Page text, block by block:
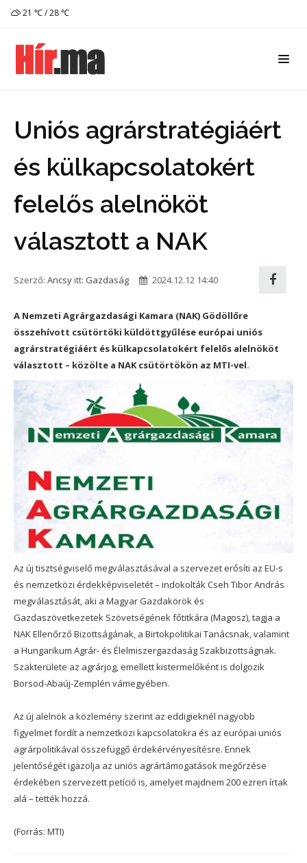
21 ℃ / 28 ℃
Uniós agrárstratégiáért
és külkapcsolatokért
felelős alelnököt
választott a NAK
Szerző: Ancsy itt: Gazdaság 2024.12.12 14:40
A Nemzeti Agrárgazdasági Kamara (NAK) Gödöllőre
összehívott csütörtöki küldöttgyűlése európai uniós
agrárstratégiáért és külkapcsolatokért felelős alelnököt
választott – közölte a NAK csütörtökön az MTI-vel.
Az új tisztségviselő megválasztásával a szervezet erősíti az EU-s
és nemzetközi érdekképviseletét – indokolták Cseh Tibor András
megválasztását, aki a Magyar Gazdakörök és
Gazdaszövetkezetek Szövetségének főtitkára (Magosz), tagja a
NAK Ellenőrző Bizottságának, a Birtokpolitikai Tanácsnak, valamint
a Hungarikum Agrár- és Élelmiszergazdaság Szakbizottságnak.
Szakterülete az agrárjog, emellett kistermelőként is dolgozik
Borsod-Abaúj-Zemplén vámegyében.
Az új alelnök a közlemény szerint az eddigieknél nagyobb
figyelmet fordít a nemzetközi kapcsolatokra és az európai uniós
agrárpolitikával összefüggő érdekérvényesítésre. Ennek
jelentőségét igazolja az uniós agrártámogatások megőrzése
érdekében szervezett petíció is, amelyet majdnem 200 ezren írtak
alá – tették hozzá.
(Forrás: MTI)